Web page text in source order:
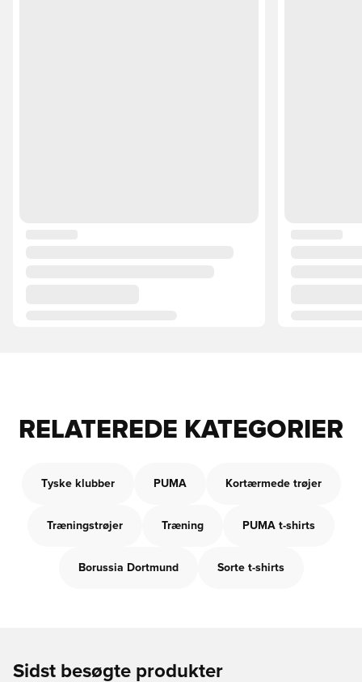
RELATEREDE KATEGORIER
Tyske klubber PUMA Kortærmede trøjer
Træningstrøjer Træning PUMA t-shirts
Borussia Dortmund Sorte t-shirts
Sidst besøgte produkter